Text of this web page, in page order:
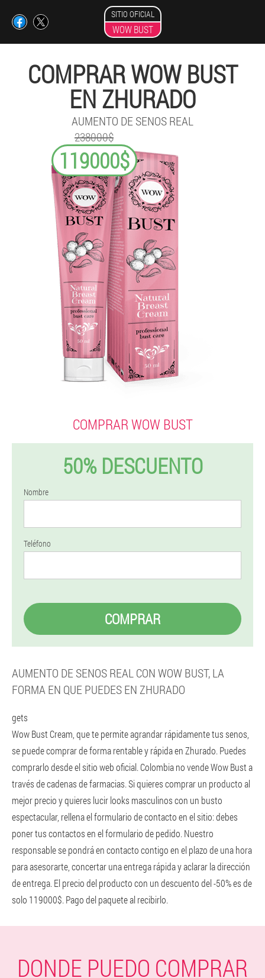
SITIO OFICIAL
WOW BUST
COMPRAR WOW BUST
EN ZHURADO
AUMENTO DE SENOS REAL
238000$
119000$
COMPRAR WOW BUST
50% DESCUENTO
Nombre
Teléfono
COMPRAR
AUMENTO DE SENOS REAL CON WOW BUST, LA
FORMA EN QUE PUEDES EN ZHURADO
gets
Wow Bust Cream, que te permite agrandar rápidamente tus senos,
se puede comprar de forma rentable y rápida en Zhurado. Puedes
comprarlo desde el sitio web oficial. Colombia no vende Wow Bust a
través de cadenas de farmacias. Si quieres comprar un producto al
mejor precio y quieres lucir looks masculinos con un busto
espectacular, rellena el formulario de contacto en el sitio: debes
poner tus contactos en el formulario de pedido. Nuestro
responsable se pondrá en contacto contigo en el plazo de una hora
para asesorarte, concertar una entrega rápida y aclarar la dirección
de entrega. El precio del producto con un descuento del -50% es de
solo 119000$. Pago del paquete al recibirlo.
DONDE PUEDO COMPRAR